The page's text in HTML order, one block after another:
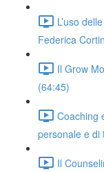
L’uso
Federica
Il Grow
(64:45)
Coaching
personale e di
Il